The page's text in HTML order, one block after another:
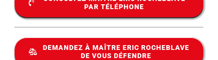
PAR TÉLÉPHONE
DEMANDEZ À MAÎTRE ERIC ROCHEBLAVE
DE VOUS DÉFENDRE